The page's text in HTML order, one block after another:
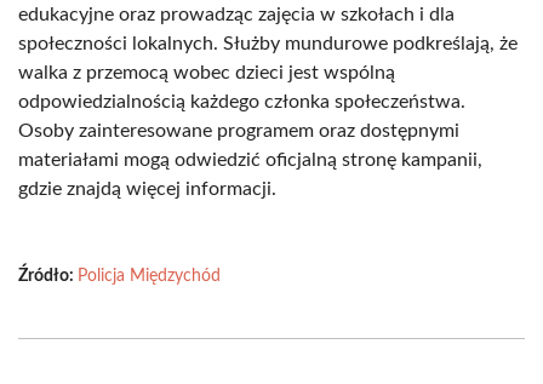
edukacyjne oraz prowadząc zajęcia w szkołach i dla
społeczności lokalnych. Służby mundurowe podkreślają, że
walka z przemocą wobec dzieci jest wspólną
odpowiedzialnością każdego członka społeczeństwa.
Osoby zainteresowane programem oraz dostępnymi
materiałami mogą odwiedzić oficjalną stronę kampanii,
gdzie znajdą więcej informacji.
Źródło: Policja Międzychód